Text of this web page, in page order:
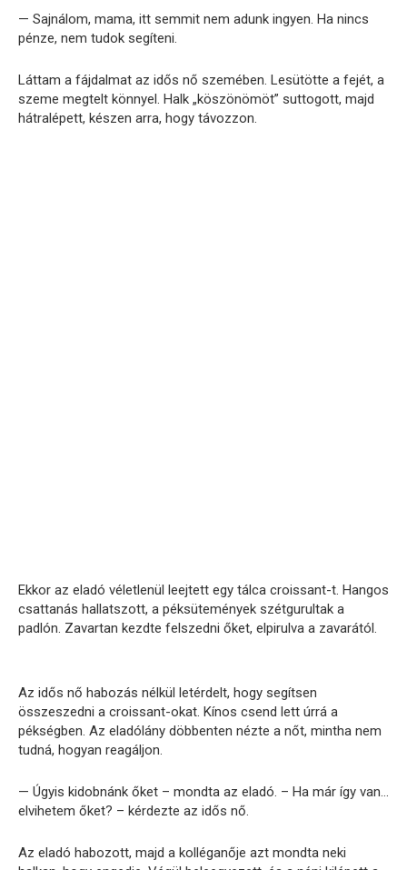
— Sajnálom, mama, itt semmit nem adunk ingyen. Ha nincs
pénze, nem tudok segíteni.
Láttam a fájdalmat az idős nő szemében. Lesütötte a fejét, a
szeme megtelt könnyel. Halk „köszönömöt” suttogott, majd
hátralépett, készen arra, hogy távozzon.
Ekkor az eladó véletlenül leejtett egy tálca croissant-t. Hangos
csattanás hallatszott, a péksütemények szétgurultak a
padlón. Zavartan kezdte felszedni őket, elpirulva a zavarától.
Az idős nő habozás nélkül letérdelt, hogy segítsen
összeszedni a croissant-okat. Kínos csend lett úrrá a
pékségben. Az eladólány döbbenten nézte a nőt, mintha nem
tudná, hogyan reagáljon.
— Úgyis kidobnánk őket – mondta az eladó. – Ha már így van…
elvihetem őket? – kérdezte az idős nő.
Az eladó habozott, majd a kolléganője azt mondta neki